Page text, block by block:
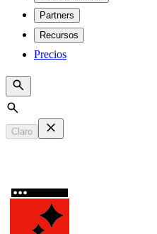
Partners
Recursos
Precios
Search
Claro